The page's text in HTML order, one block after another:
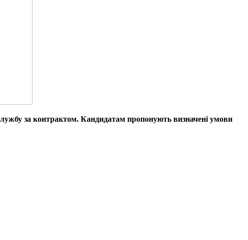
за контрактом. Кандидатам пропонують визначені умови